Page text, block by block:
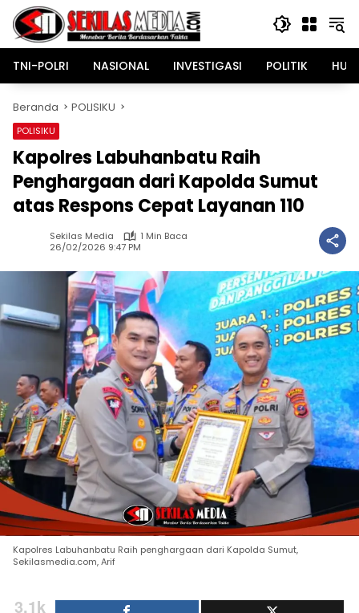
Langsung
konten
TNI-POLRI
NASIONAL INVESTIGASI POLITIK
Beranda POLISIKU
POLISIKU
Kapolres Labuhanbatu Raih
Penghargaan dari Kapolda Sumut
atas Respons Cepat Layanan 110
Sekilas Media
1 Min Baca
26/02/2026 9:47 PM
Kapolres Labuhanbatu Raih penghargaan dari Kapolda Sumut,
Sekilasmedia.com, Arif
3.1k